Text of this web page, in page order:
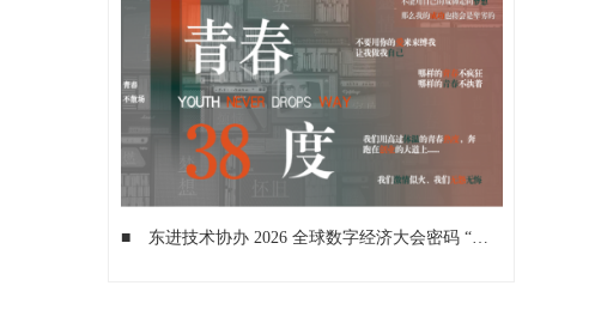
■ 东进技术协办 2026 全球数字经济大会密码 “丰” 会，斩获密码创新奖